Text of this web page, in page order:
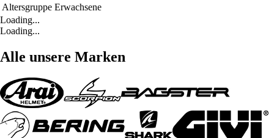
Altersgruppe Erwachsene
Loading...
Loading...
Alle unsere Marken